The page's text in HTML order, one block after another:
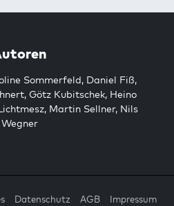
Sommerfeld, Daniel Fiß,
, Götz Kubitschek, Heino
, Martin Sellner, Nils
Wegner
Datenschutz AGB Impressum